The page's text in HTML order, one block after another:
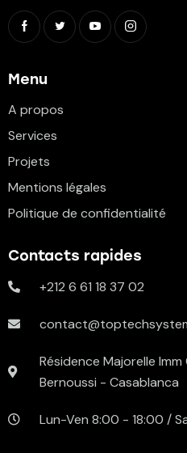
Menu
A propos
Services
Projets
Mentions légales
Politique de confidentialité
Contacts rapides
+212 6 61 18 37 02
Résidence Majorelle Imm
Bernoussi - Casablanca
Lun-Ven 8:00 - 18:00 /